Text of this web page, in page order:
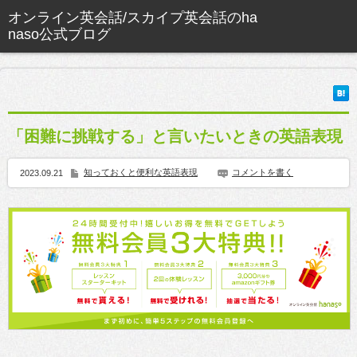
「困難に挑戦する」と言いたいときの英語表現
2023.09.21 知っておくと便利な英語表現 コメントを書く